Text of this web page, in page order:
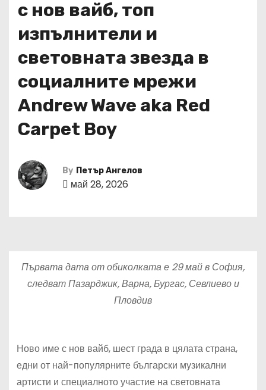
с нов вайб, топ
изпълнители и
световната звезда в
социалните мрежи
Andrew Wave aka Red
Carpet Boy
By Петър Ангелов
май 28, 2026
Първата дата от обиколката е 29 май в София,
следват Пазарджик, Варна, Бургас, Севлиево и
Пловдив
Ново име с нов вайб, шест града в цялата страна,
едни от най-популярните български музикални
артисти и специалното участие на световната